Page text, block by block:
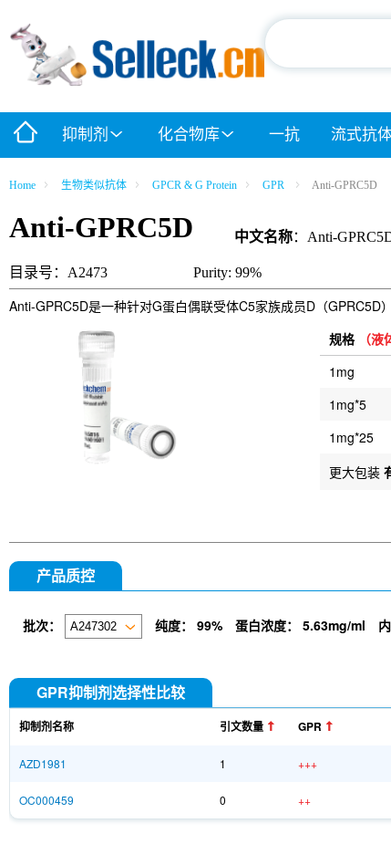
抑制剂 化合物库 一抗 流式抗
Home 生物类似抗体 GPCR & G Protein GPR Anti-GPRC5D
Anti-GPRC5D 中文名称：Anti-
目录号：A2473 Purity: 99%
Anti-GPRC5D是一种针对G蛋白偶联受体C5家族成员D（GPRC5D
规格 （液
1mg
1mg*5
1mg*25
更大包装
产品质控
批次： 纯度： 99% 蛋白浓度： 5.63mg/ml
GPR抑制剂选择性比较
抑制剂名称 引文数量 GPR
AZD1981 1 +++
OC000459 0 ++